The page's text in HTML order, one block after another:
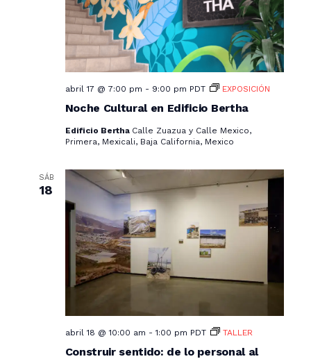
Noche Cultural en Edificio Bertha
abril 17 @ 7:00 pm - 9:00 pm PDT EXPOSICIÓN
Edificio Bertha Calle Zuazua y Calle Mexico,
Primera, Mexicali, Baja California, Mexico
SÁB
18
Construir sentido: de lo personal al
abril 18 @ 10:00 am -1:00 pm PDT TALLER